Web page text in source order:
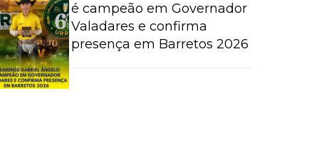
é campeão em Governador
Valadares e confirma
presença em Barretos 2026